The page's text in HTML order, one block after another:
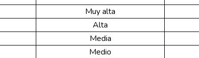
Muy alta
Alta
Media
Medio